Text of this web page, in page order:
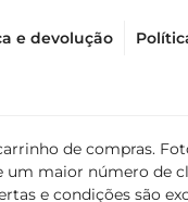
e devolução
de compras.
maior número
e condições são